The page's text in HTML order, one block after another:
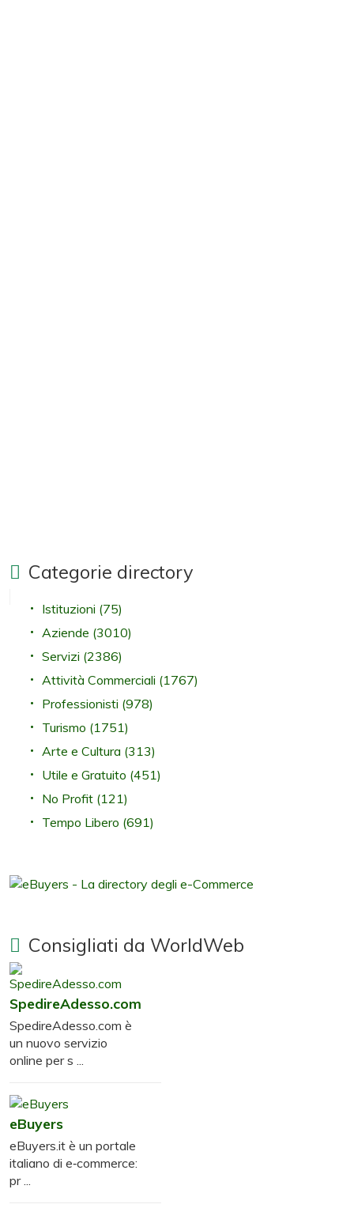
Categorie directory
Istituzioni (75)
Aziende (3010)
Servizi (2386)
Attività Commerciali (1767)
Professionisti (978)
Turismo (1751)
Arte e Cultura (313)
Utile e Gratuito (451)
No Profit (121)
Tempo Libero (691)
Consigliati da WorldWeb
SpedireAdesso.com
SpedireAdesso.com è
un nuovo servizio
online per s ...
eBuyers
eBuyers.it è un portale
italiano di e‑commerce:
pr ...